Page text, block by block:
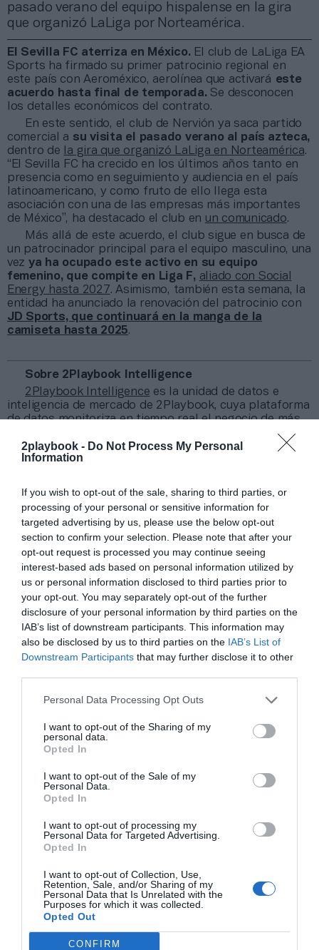
2playbook - Do Not Process My Personal
Information
If you wish to opt-out of the sale, sharing to third parties, or
processing of your personal or sensitive information for
targeted advertising by us, please use the below opt-out
section to confirm your selection. Please note that after your
opt-out request is processed you may continue seeing
interest-based ads based on personal information utilized by
us or personal information disclosed to third parties prior to
your opt-out. You may separately opt-out of the further
disclosure of your personal information by third parties on the
IAB’s list of downstream participants. This information may
also be disclosed by us to third parties on the IAB’s List of
Downstream Participants that may further disclose it to other
Personal Data Processing Opt Outs
I want to opt-out of the Sharing of my
personal data.
Opted In
I want to opt-out of the Sale of my
Personal Data.
Opted In
I want to opt-out of processing my
Personal Data for Targeted Advertising.
Opted In
I want to opt-out of Collection, Use,
Retention, Sale, and/or Sharing of my
Personal Data that Is Unrelated with the
Purposes for which it was collected.
Opted Out
CONFIRM
Sevilla FC
pasado verano del equipo hispalense en la gira
que organizó LaLiga por Norteamérica.
El Sevilla FC aterriza en México. El club de LaLiga EA
Sports ha firmado su primer patrocinio regional en
este país con Aeroméxico, aerolínea que activará este
acuerdo hasta final de temporada. Se desconocen
los detalles económicos del contrato.
En este sentido, el club de Nervión ya saca partido
comercial a su visita el pasado verano al país azteca,
dentro de
la gira que organizó LaLiga en Norteamérica.
“El Sevilla FC ha crecido en los últimos años tanto en
presencia como en seguimiento y audiencia en el país
latinoamericano, y como fruto de ello llega esta
asociación con una de las empresas más importantes
de México”, ha destacado el club en un comunicado.
Más allá de este acuerdo, el club sigue en busca de
un patrocinador principal para el equipo masculino, una
vez ya ha ocupado este activo en su equipo
femenino, que compite en Liga F, aliado con Social
Energy hasta 2027 . Asimismo, también esta semana, la
entidad ha anunciado la renovación del patrocinio con
JD Sports, que continuará en la manga de la
camiseta hasta 2025.
Sobre 2Playbook Intelligence
2Playbook Intelligence es la unidad de datos e
inteligencia de mercado de 2Playbook, cuya plataforma
de datos monitoriza en tiempo real el negocio de más
de 250 clubes de fútbol y baloncesto de toda Europa,
así como más de 20.000 contratos de patrocinio en el
mercado español, segmentados por competición,
valor económico aproximado de cada acuerdo. Si
quieres más información, contacta con nosotros a
través de intelligence@2playbook.com.
Añadir 2Playbook
como fuente preferida de Google
de forma gratuita
Mantente informado con las últimas noticias de actualidad.
ACTIVAR AHORA
Compartir
Publicidad
2Playbook Club